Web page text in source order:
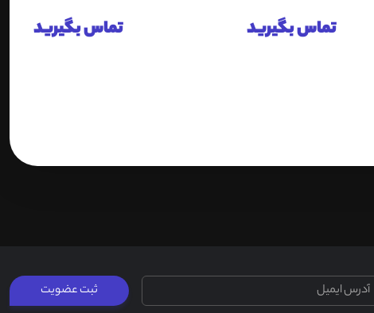
تماس بگیرید تماس بگیرید
ثبت عضویت